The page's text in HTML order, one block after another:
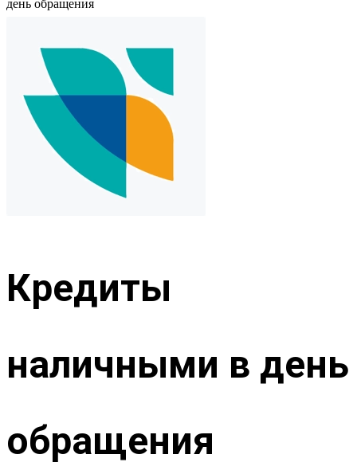
день обращения
Кредиты
наличными в день
обращения